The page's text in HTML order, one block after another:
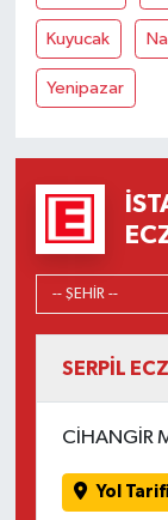
Kuyucak
Yenipazar
SERPİL
CİHANGİR
Yol